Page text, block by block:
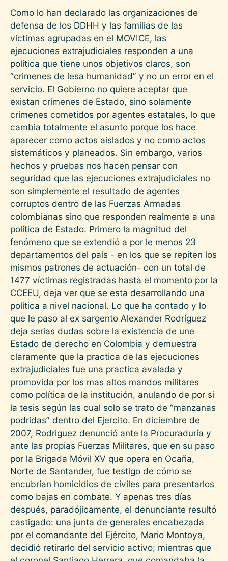
Como lo han declarado las organizaciones de
defensa de los DDHH y las familias de las
victimas agrupadas en el MOVICE, las
ejecuciones extrajudiciales responden a una
política que tiene unos objetivos claros, son
“crimenes de lesa humanidad” y no un error en el
servicio. El Gobierno no quiere aceptar que
existan crímenes de Estado, sino solamente
crímenes cometidos por agentes estatales, lo que
cambia totalmente el asunto porque los hace
aparecer como actos aislados y no como actos
sistemáticos y planeados. Sin embargo, varios
hechos y pruebas nos hacen pensar con
seguridad que las ejecuciones extrajudiciales no
son simplemente el resultado de agentes
corruptos dentro de las Fuerzas Armadas
colombianas sino que responden realmente a una
política de Estado. Primero la magnitud del
fenómeno que se extendió a por le menos 23
departamentos del país - en los que se repiten los
mismos patrones de actuación- con un total de
1477 víctimas registradas hasta el momento por la
CCEEU, deja ver que se esta desarrollando una
política a nivel nacional. Lo que ha contado y lo
que le paso al ex sargento Alexander Rodríguez
deja serias dudas sobre la existencia de une
Estado de derecho en Colombia y demuestra
claramente que la practica de las ejecuciones
extrajudiciales fue una practica avalada y
promovida por los mas altos mandos militares
como política de la institución, anulando de por si
la tesis según las cual solo se trato de “manzanas
podridas” dentro del Ejercito. En diciembre de
2007, Rodriguez denunció ante la Procuraduría y
ante las propias Fuerzas Militares, que en su paso
por la Brigada Móvil XV que opera en Ocaña,
Norte de Santander, fue testigo de cómo se
encubrían homicidios de civiles para presentarlos
como bajas en combate. Y apenas tres días
después, paradójicamente, el denunciante resultó
castigado: una junta de generales encabezada
por el comandante del Ejército, Mario Montoya,
decidió retirarlo del servicio activo; mientras que